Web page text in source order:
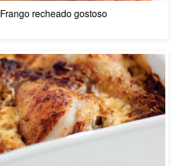
Frango recheado gostoso